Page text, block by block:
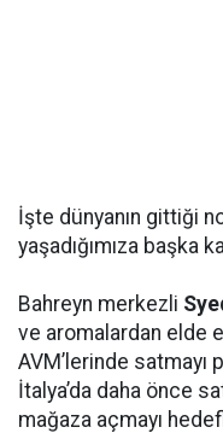
İşte dünyanın gittiği
yaşadığımıza başka
Bahreyn merkezli
ve aromalardan elde
AVM’lerinde satmayı
İtalya’da daha önce
mağaza açmayı